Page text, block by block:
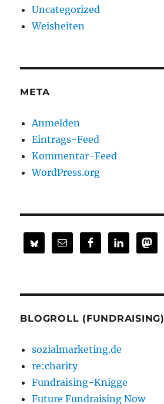
Uncategorized
Weisheiten
META
Anmelden
Eintrags-Feed
Kommentar-Feed
WordPress.org
BLOGROLL (FUNDRAISING)
sozialmarketing.de
re:charity
Fundraising-Knigge
Future Fundraising Now